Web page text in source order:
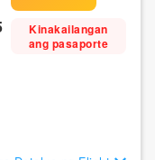
Kinakailangan
ang pasaporte